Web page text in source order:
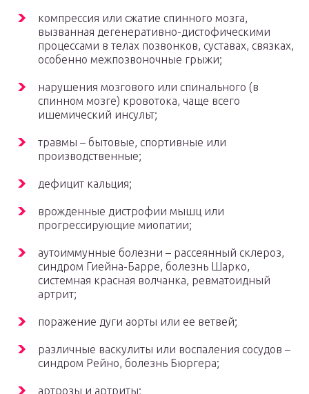
компрессия или сжатие спинного мозга,
вызванная дегенеративно-дистофическими
процессами в телах позвонков, суставах, связках,
особенно межпозвоночные грыжи;
нарушения мозгового или спинального (в
спинном мозге) кровотока, чаще всего
ишемический инсульт;
травмы – бытовые, спортивные или
производственные;
дефицит кальция;
врожденные дистрофии мышц или
прогрессирующие миопатии;
аутоиммунные болезни – рассеянный склероз,
синдром Гиейна-Барре, болезнь Шарко,
системная красная волчанка, ревматоидный
артрит;
поражение дуги аорты или ее ветвей;
различные васкулиты или воспаления сосудов –
синдром Рейно, болезнь Бюргера;
артрозы и артриты;